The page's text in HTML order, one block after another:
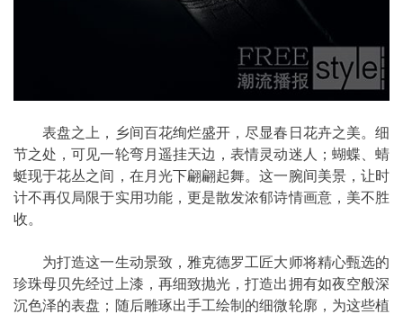
表盘之上，乡间百花绚烂盛开，尽显春日花卉之美。细
节之处，可见一轮弯月遥挂天边，表情灵动迷人；蝴蝶、蜻
蜓现于花丛之间，在月光下翩翩起舞。这一腕间美景，让时
计不再仅局限于实用功能，更是散发浓郁诗情画意，美不胜
收。
为打造这一生动景致，雅克德罗工匠大师将精心甄选的
珍珠母贝先经过上漆，再细致抛光，打造出拥有如夜空般深
沉色泽的表盘；随后雕琢出手工绘制的细微轮廓，为这些植